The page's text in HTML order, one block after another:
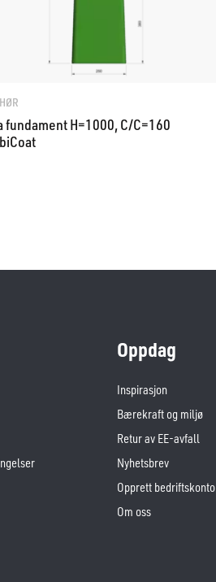
fundament H=1000, C/C=160
Oppdag
Inspirasjon
Bærekraft og miljø
Retur av EE-avfall
Nyhetsbrev
Opprett bedriftskonto
Om oss